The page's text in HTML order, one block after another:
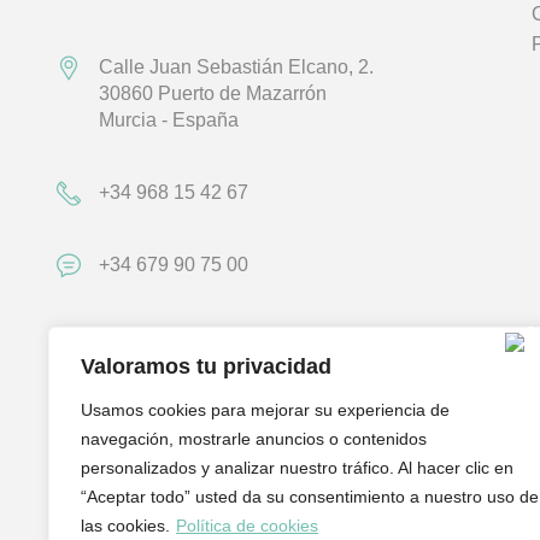
Valoramos tu privacidad
Usamos cookies para mejorar su experiencia de
navegación, mostrarle anuncios o contenidos
personalizados y analizar nuestro tráfico. Al hacer clic en
“Aceptar todo” usted da su consentimiento a nuestro uso de
las cookies.
Política de cookies
Calle Juan Sebastián Elcano, 2.
30860 Puerto de Mazarrón
Murcia - España
+34 968 15 42 67
+34 679 90 75 00
Atención a Cliente
Lunes a Sábado de 10h a 20h